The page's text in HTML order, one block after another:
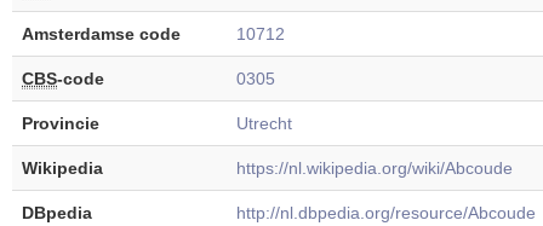
Amsterdamse code 10712
CBS-code 0305
Provincie Utrecht
Wikipedia https://nl.wikipedia.org/wiki/Abcoude
DBpedia http://nl.dbpedia.org/resource/Abcoude